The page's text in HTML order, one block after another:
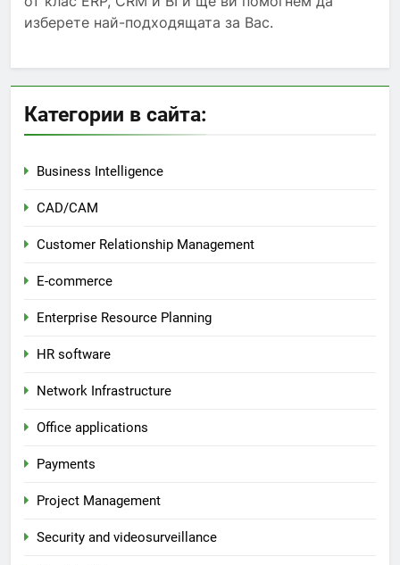
изберете най-подходящата за Вас.
Категории в сайта:
Business Intelligence
CAD/CAM
Customer Relationship Management
E-commerce
Enterprise Resource Planning
HR software
Network Infrastructure
Office applications
Payments
Project Management
Security and videosurveillance